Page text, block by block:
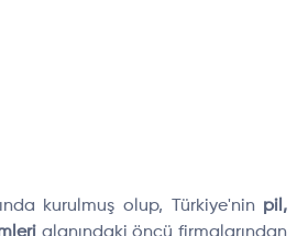
kurulmuş olup, Türkiye'nin pil,